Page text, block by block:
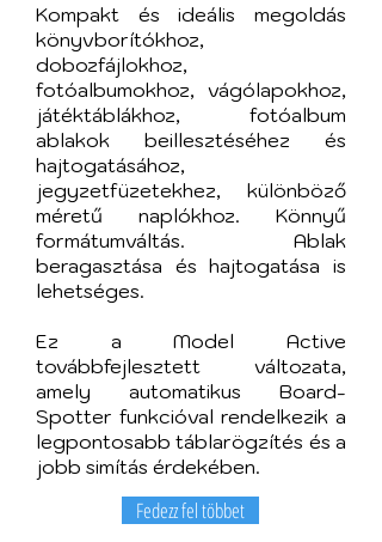
Kompakt és ideális megoldás
könyvborítókhoz,
dobozfájlokhoz,
fotóalbumokhoz, vágólapokhoz,
játéktáblákhoz, fotóalbum
ablakok beillesztéséhez és
hajtogatásához,
jegyzetfüzetekhez, különböző
méretű naplókhoz. Könnyű
formátumváltás. Ablak
beragasztása és hajtogatása is
lehetséges.
Ez a Model Active
továbbfejlesztett változata,
amely automatikus Board-
Spotter funkcióval rendelkezik a
legpontosabb táblarögzítés és a
jobb simítás érdekében.
Fedezz fel többet